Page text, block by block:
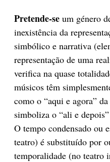
Pretende-se um género
inexistência da
simbólico e narrativa
representação de uma
verifica na quase
músicos têm
como o “aqui e agora”
simboliza o “ali e
O tempo condensado ou
teatro) é substituído por
temporalidade (no teatro